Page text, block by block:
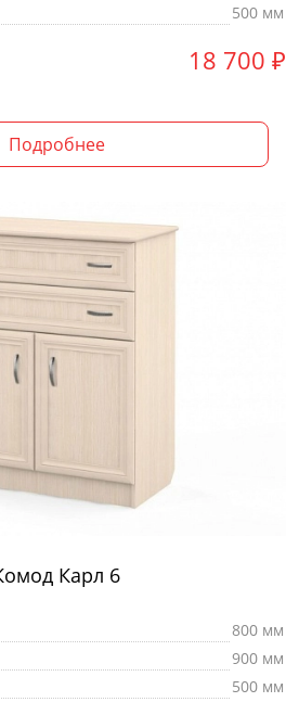
500 мм
18 700 ₽
Подробнее
Карл 6
800 мм
900 мм
500 мм